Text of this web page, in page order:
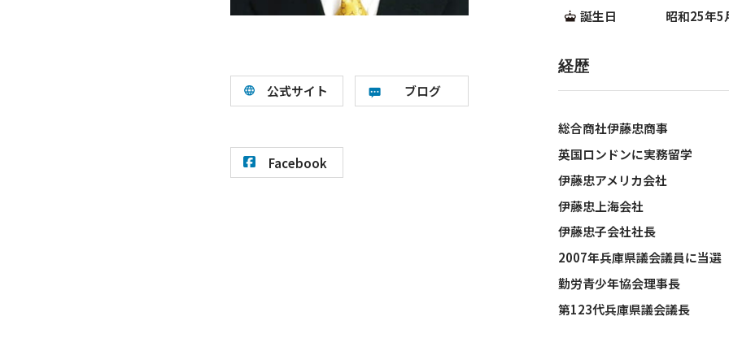
公式サイト ブログ
Facebook
誕生日 昭和25年5
経歴
総合商社伊藤忠商事
英国ロンドンに実務留学
伊藤忠アメリカ会社
伊藤忠上海会社
伊藤忠子会社社長
2007年兵庫県議会議員に当選
勤労青少年協会理事長
第123代兵庫県議会議長